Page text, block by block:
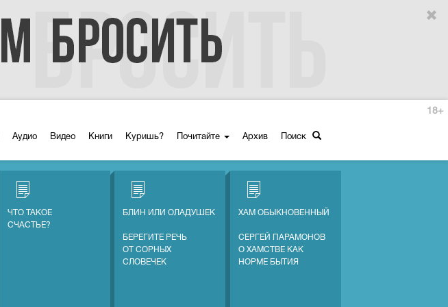
Аудио Видео Книги Куришь? Почитайте Архив Поиск
18+
ЧТО ТАКОЕ
СЧАСТЬЕ?
БЛИН ИЛИ ОЛАДУШЕК
БЕРЕГИТЕ РЕЧЬ
ОТ СОРНЫХ
СЛОВЕЧЕК
ХАМ ОБЫКНОВЕННЫЙ
СЕРГЕЙ ПАРАМОНОВ
О ХАМСТВЕ КАК
НОРМЕ БЫТИЯ